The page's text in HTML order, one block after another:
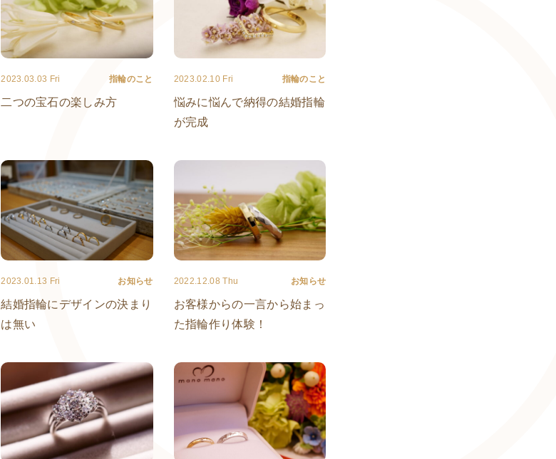
2023.03.03 Fri 指輪のこと
二つの宝石の楽しみ方
2023.02.10 Fri 指輪のこと
悩みに悩んで納得の結婚指輪
が完成
2023.01.13 Fri お知らせ
結婚指輪にデザインの決まり
は無い
2022.12.08 Thu お知らせ
お客様からの一言から始まっ
た指輪作り体験！